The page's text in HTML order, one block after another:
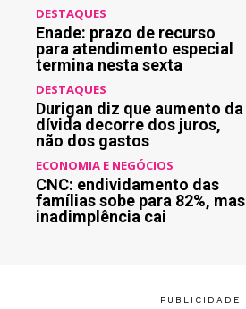
DESTAQUES
Enade: prazo de recurso
para atendimento especial
termina nesta sexta
DESTAQUES
Durigan diz que aumento da
dívida decorre dos juros,
não dos gastos
ECONOMIA E NEGÓCIOS
CNC: endividamento das
famílias sobe para 82%, mas
inadimplência cai